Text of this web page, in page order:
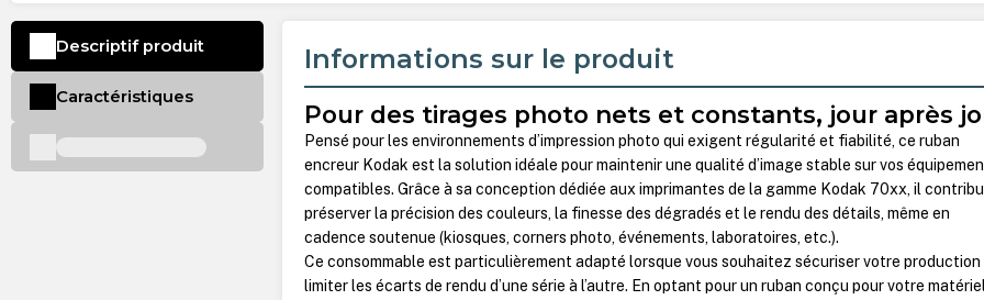
Informations sur le produit
Pour des tirages photo nets et constants, jour après
Pensé pour les environnements d’impression photo qui exigent régularité et fiabilité, ce ruban
encreur Kodak est la solution idéale pour maintenir une qualité d’image stable sur vos
compatibles. Grâce à sa conception dédiée aux imprimantes de la gamme Kodak 70xx, il
préserver la précision des couleurs, la finesse des dégradés et le rendu des détails, même en
cadence soutenue (kiosques, corners photo, événements, laboratoires, etc.).
Ce consommable est particulièrement adapté lorsque vous souhaitez sécuriser votre production
limiter les écarts de rendu d’une série à l’autre. En optant pour un ruban conçu pour votre
Descriptif produit
Caractéristiques